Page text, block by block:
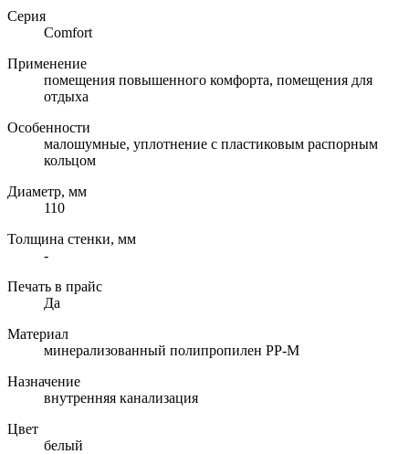
Серия
Comfort
Применение
помещения повышенного комфорта, помещения для
отдыха
Особенности
малошумные, уплотнение с пластиковым распорным
кольцом
Диаметр, мм
110
Толщина стенки, мм
-
Печать в прайс
Да
Материал
минерализованный полипропилен PP-M
Назначение
внутренняя канализация
Цвет
белый